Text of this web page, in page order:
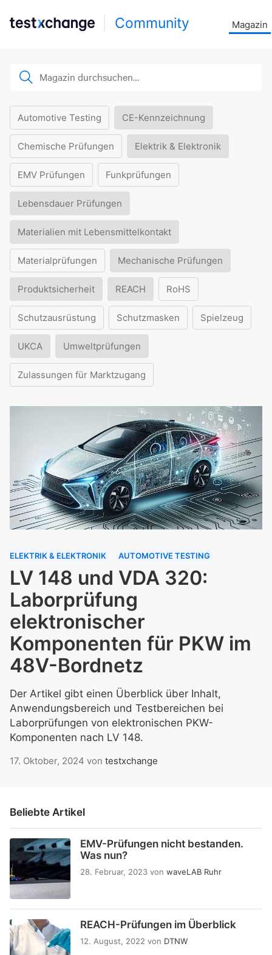
Community Magazin
Automotive Testing CE-Kennzeichnung
Chemische Prüfungen Elektrik & Elektronik
EMV Prüfungen Funkprüfungen
Lebensdauer Prüfungen
Materialien mit Lebensmittelkontakt
Materialprüfungen Mechanische Prüfungen
Produktsicherheit REACH RoHS
Schutzausrüstung Schutzmasken Spielzeug
UKCA Umweltprüfungen
Zulassungen für Marktzugang
ELEKTRIK & ELEKTRONIK AUTOMOTIVE TESTING
LV 148 und VDA 320:
Laborprüfung
elektronischer
Komponenten für PKW im
48V-Bordnetz
Der Artikel gibt einen Überblick über Inhalt,
Anwendungsbereich und Testbereichen bei
Laborprüfungen von elektronischen PKW-
Komponenten nach LV 148.
17. Oktober, 2024 von testxchange
Beliebte Artikel
EMV-Prüfungen nicht bestanden.
Was nun?
28. Februar, 2023 von waveLAB Ruhr
REACH-Prüfungen im Überblick
12. August, 2022 von DTNW